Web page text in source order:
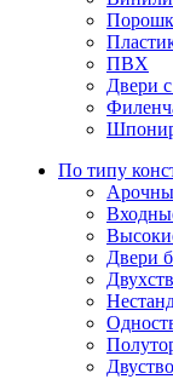
ПВХ
Двери
По типу
Двери